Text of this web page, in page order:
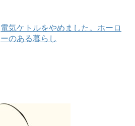
電気ケトルをやめました。ホーロ
ーのある暮らし